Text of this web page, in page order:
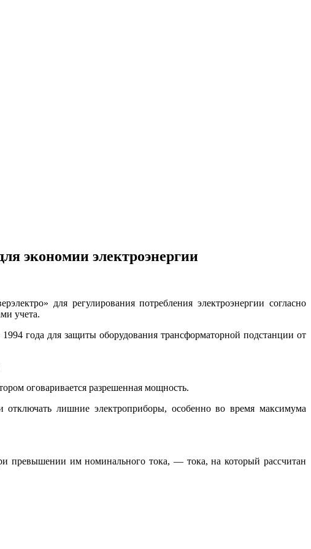
экономии электроэнергии
для регулирования потребления электроэнергии согласно
учета.
года для защиты оборудования трансформаторной подстанции от
оговаривается разрешенная мощность.
отключать лишние электроприборы, особенно во время максимума
превышении им номинального тока, — тока, на который рассчитан